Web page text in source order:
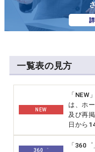
一覧表の見方
NEW
「NEW
は、ホ
及び再
日から
360゜
「360